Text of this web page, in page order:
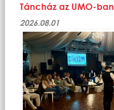
Táncház az UMO-ban
2026.08.01